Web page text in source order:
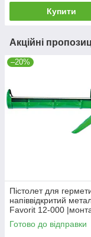
Купити
Акційні
–20%
Пістолет для
напіввідкритий
Favorit 12-000
для силікона клея
для герметика
Готово до відправки